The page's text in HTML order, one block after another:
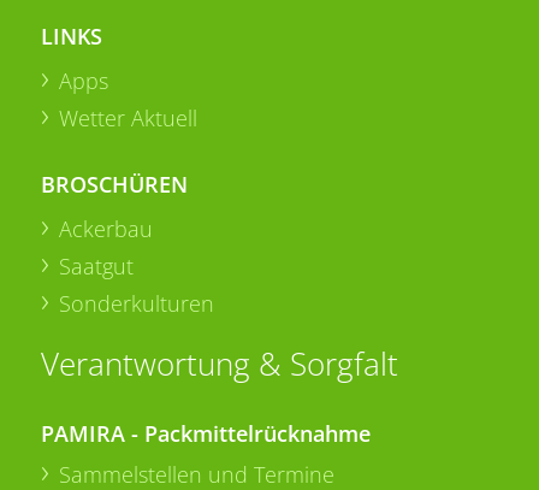
LINKS
Apps
Wetter Aktuell
BROSCHÜREN
Ackerbau
Saatgut
Sonderkulturen
Verantwortung & Sorgfalt
PAMIRA - Packmittelrücknahme
Sammelstellen und Termine